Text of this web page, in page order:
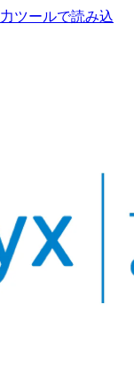
ツールで読み込